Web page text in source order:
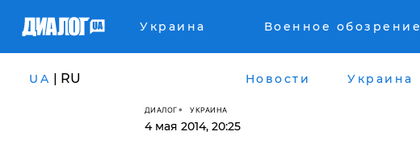
Украина Военное обозрение
UA | RU Новости Украина
ДИАЛОГ УКРАИНА
4 мая 2014, 20:25